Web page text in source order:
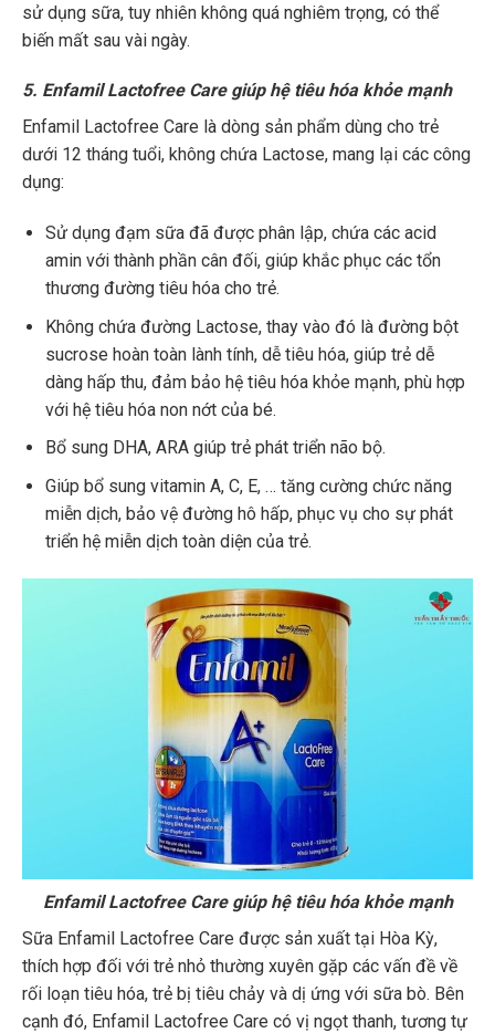
sử dụng sữa, tuy nhiên không quá nghiêm trọng, có thể
biến mất sau vài ngày.
5. Enfamil Lactofree Care giúp hệ tiêu hóa khỏe mạnh
Enfamil Lactofree Care là dòng sản phẩm dùng cho trẻ
dưới 12 tháng tuổi, không chứa Lactose, mang lại các công
dụng:
Sử dụng đạm sữa đã được phân lập, chứa các acid
amin với thành phần cân đối, giúp khắc phục các tổn
thương đường tiêu hóa cho trẻ.
Không chứa đường Lactose, thay vào đó là đường bột
sucrose hoàn toàn lành tính, dễ tiêu hóa, giúp trẻ dễ
dàng hấp thu, đảm bảo hệ tiêu hóa khỏe mạnh, phù hợp
với hệ tiêu hóa non nớt của bé.
Bổ sung DHA, ARA giúp trẻ phát triển não bộ.
Giúp bổ sung vitamin A, C, E, … tăng cường chức năng
miễn dịch, bảo vệ đường hô hấp, phục vụ cho sự phát
triển hệ miễn dịch toàn diện của trẻ.
Enfamil Lactofree Care giúp hệ tiêu hóa khỏe mạnh
Sữa Enfamil Lactofree Care được sản xuất tại Hòa Kỳ,
thích hợp đối với trẻ nhỏ thường xuyên gặp các vấn đề về
rối loạn tiêu hóa, trẻ bị tiêu chảy và dị ứng với sữa bò. Bên
cạnh đó, Enfamil Lactofree Care có vị ngọt thanh, tương tự